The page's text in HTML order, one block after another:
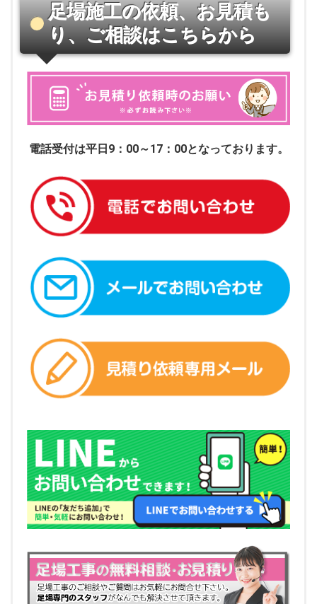
足場施工の依頼、お見積も
り、ご相談はこちらから
電話受付は平日9：00～17：00となっております。